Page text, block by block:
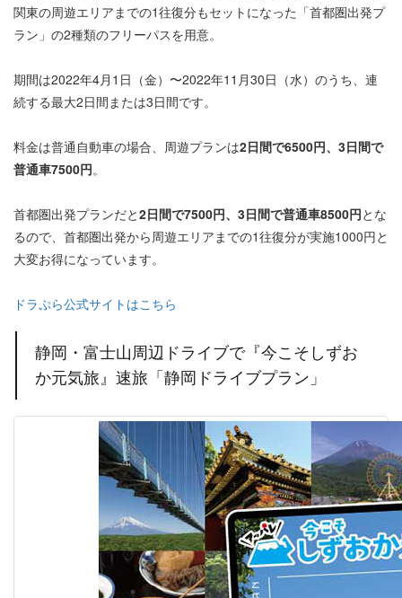
関東の周遊エリアまでの1往復分もセットになった「首都圏出発プ
ラン」の2種類のフリーパスを用意。
期間は2022年4月1日（金）〜2022年11月30日（水）のうち、連
続する最大2日間または3日間です。
料金は普通自動車の場合、周遊プランは2日間で6500円、3日間で
普通車7500円。
首都圏出発プランだと2日間で7500円、3日間で普通車8500円とな
るので、首都圏出発から周遊エリアまでの1往復分が実施1000円と
大変お得になっています。
ドラぷら公式サイトはこちら
静岡・富士山周辺ドライブで『今こそしずお
か元気旅』速旅「静岡ドライブプラン」